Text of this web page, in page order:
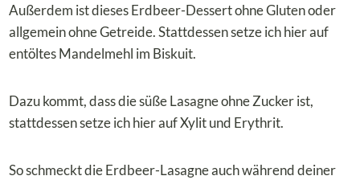
Außerdem ist dieses Erdbeer-Dessert ohne Gluten oder
allgemein ohne Getreide. Stattdessen setze ich hier auf
entöltes Mandelmehl im Biskuit.
Dazu kommt, dass die süße Lasagne ohne Zucker ist,
stattdessen setze ich hier auf Xylit und Erythrit.
So schmeckt die Erdbeer-Lasagne auch während deiner